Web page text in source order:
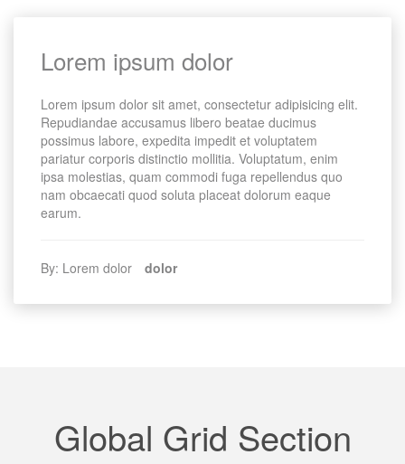
Lorem ipsum dolor
Lorem ipsum dolor sit amet, consectetur adipisicing elit.
Repudiandae accusamus libero beatae ducimus
possimus labore, expedita impedit et voluptatem
pariatur corporis distinctio mollitia. Voluptatum, enim
ipsa molestias, quam commodi fuga repellendus quo
nam obcaecati quod soluta placeat dolorum eaque
earum.
By: Lorem dolor dolor
Global Grid Section